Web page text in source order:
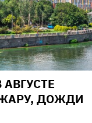
ДОЖДИ